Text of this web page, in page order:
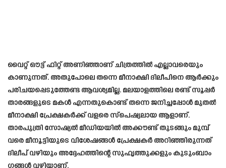
വൈറ്റ് ഔട്ട്‌ ഫിറ്റ് അണിഞ്ഞാണ് ചിത്രത്തിൽ എല്ലാവരെയും
കാണുന്നത്. അതുപോലെ തന്നെ മീനാക്ഷി ദിലീപിനെ ആർക്കും
പരിചയപ്പെടുത്തേണ്ട ആവശ്യമില്ല. മലയാളത്തിലെ രണ്ട് സൂപ്പർ
താരങ്ങളുടെ മകൾ എന്നതുകൊണ്ട് തന്നെ ജനിച്ചപ്പോൾ മുതൽ
മീനാക്ഷി പ്രേക്ഷകർക്ക് വളരെ സ്പെഷ്യലായ ആളാണ്.
താരപുത്രി സോഷ്യൽ മീഡിയയിൽ അക്കൗണ്ട് തുടങ്ങും മുമ്പ്
വരെ മീനൂട്ടിയുടെ വിശേഷങ്ങൾ പ്രേക്ഷകർ അറിഞ്ഞിരുന്നത് ​
ദിലീപ് വഴിയും അദ്ദേഹത്തിന്റെ സുഹൃത്തുക്കളും കുടുംബാം​
ഗങ്ങൾ വഴിയാണ്.